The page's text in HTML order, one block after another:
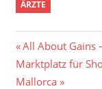
ÄRZTE
Vorheriger
Beitrag:
All About Gains
Nächster
Beitrag:
Marktplatz für
Mallorca